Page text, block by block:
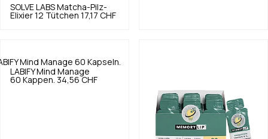
SOLVE LABS Matcha-Pilz-
Elixier 12 Tütchen 17,17 CHF
LABIFY Mind Manage
60 Kappen. 34,56 CHF